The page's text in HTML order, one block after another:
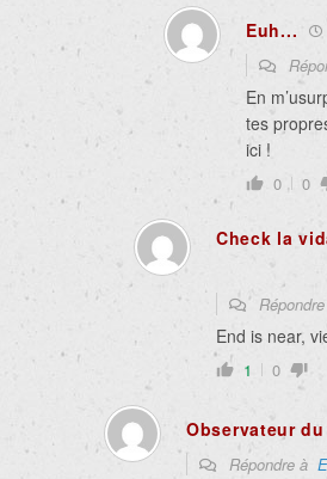
Euh...
En
tes
ici !
0 0
Check la
End is near,
1 0
Observateur
Répondre à